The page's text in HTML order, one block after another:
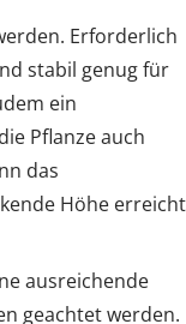
Erforderlich
stabil genug für
ein
Pflanze auch
das
Höhe erreicht
ausreichende
geachtet werden.